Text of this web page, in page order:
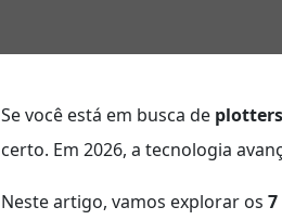
Se você está em busca de
certo. Em 2026, a tecnologia
Neste artigo, vamos explorar os